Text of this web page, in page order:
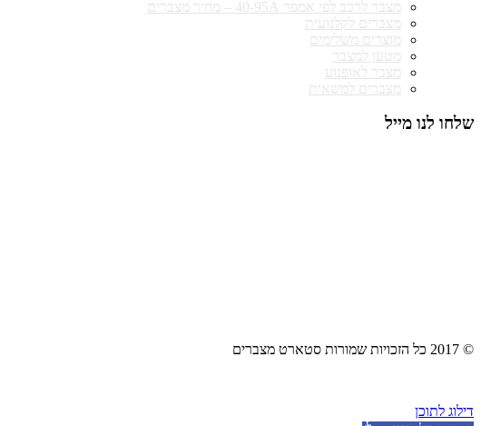
מצבר לרכב לפי אמפר 40-95A – מחיר מצברים
מצברים לקלנועית
מוצרים משלימים
מטען למצבר
מצבר לאופנוע
מצברים למשאית
שלחו לנו מייל
© 2017 כל הזכויות שמורות סטארט מצברים
דילוג לתוכן